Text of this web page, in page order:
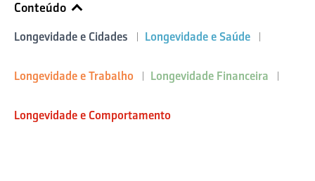
Conteúdo
Longevidade e Cidades Longevidade e Saúde
Longevidade e Trabalho Longevidade Financeira
Longevidade e Comportamento